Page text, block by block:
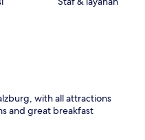
with all attractions
and great breakfast